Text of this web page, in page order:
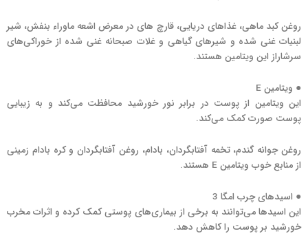
روغن کبد ماهی، غذاهای دریایی، قارچ های در معرض اشعه ماوراء بنفش، شیر
لبنیات غنی شده و شیرهای گیاهی و غلات صبحانه غنی شده از خوراکی‌های
سرشاراز این ویتامین هستند.
● ویتامین E
این ویتامین از پوست در برابر نور خورشید محافظت می‌کند و به زیبایی
پوست صورت کمک می‌کند.
روغن جوانه گندم، تخمه آفتابگردان، بادام، روغن آفتابگردان و کره بادام زمینی
از منابع خوب ویتامین E هستند.
● اسیدهای چرب امگا 3
این اسیدها می‌توانند به برخی از بیماری‌های پوستی کمک کرده و اثرات مخرب
خورشید بر پوست را کاهش دهد.